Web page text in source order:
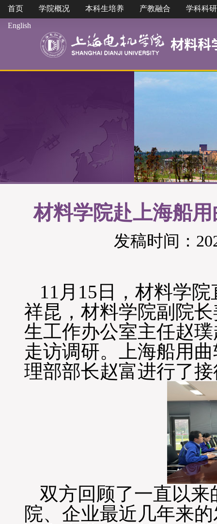
首页 学院概况 本科生培养 产教融合 学科科研
English
材料学院赴上海船
发稿时间：
11 月 15 日，材料学
祥昆，材料学院副院
生工作办公室主任赵
走访调研。上海船用
理部部长赵富进行了
双方回顾了一直以
院、企业最近几年来